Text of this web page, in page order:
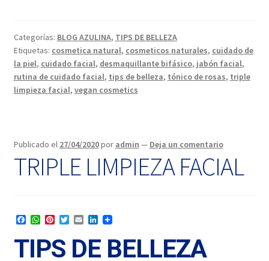
Categorías: BLOG AZULINA, TIPS DE BELLEZA
Etiquetas: cosmetica natural, cosmeticos naturales, cuidado de
la piel, cuidado facial, desmaquillante bifásico, jabón facial,
rutina de cuidado facial, tips de belleza, tónico de rosas, triple
limpieza facial, vegan cosmetics
Publicado el 27/04/2020por admin — Deja un comentario
TRIPLE LIMPIEZA FACIAL
F
c
b
W
a
t
s
P
n
t
e
T
t
E
a
i
l
L
n
k
e
TIPS DE BELLEZA